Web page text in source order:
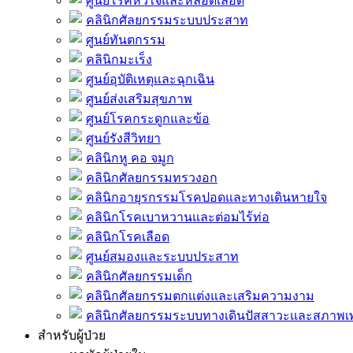
คลินิกศัลยกรรมระบบประสาท
ศูนย์ทันตกรรม
คลินิกมะเร็ง
ศูนย์อุบัติเหตุและฉุกเฉิน
ศูนย์ส่งเสริมสุขภาพ
ศูนย์โรคกระดูกและข้อ
ศูนย์รังสีวิทยา
คลินิกหู คอ จมูก
คลินิกศัลยกรรมทรวงอก
คลินิกอายุรกรรมโรคปอดและทางเดินหายใจ
คลินิกโรคเบาหวานและต่อมไร้ท่อ
คลินิกโรคเลือด
ศูนย์สมองและระบบประสาท
คลินิกศัลยกรรมเด็ก
คลินิกศัลยกรรมตกแต่งและเสริมความงาม
คลินิกศัลยกรรมระบบทางเดินปัสสาวะและสภาพเ
สำหรับผู้ป่วย